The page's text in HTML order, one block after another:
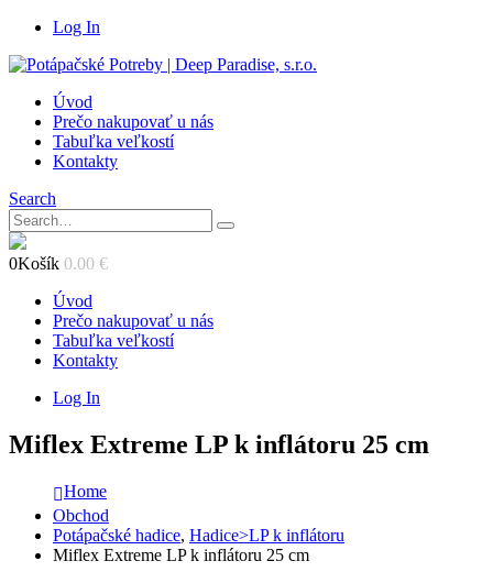
Log In
Úvod
Prečo nakupovať u nás
Tabuľka veľkostí
Kontakty
Search
0Košík 0.00 €
Úvod
Prečo nakupovať u nás
Tabuľka veľkostí
Kontakty
Log In
Miflex Extreme LP k inflátoru 25 cm
Home
Obchod
Potápačské hadice, Hadice>LP k inflátoru
Miflex Extreme LP k inflátoru 25 cm